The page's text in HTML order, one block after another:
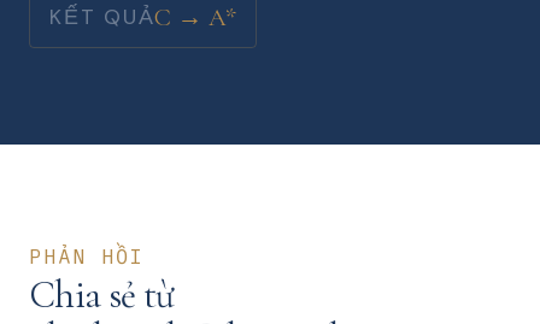
KẾT QUẢC → A*
PHẢN HỒI
Chia sẻ từ